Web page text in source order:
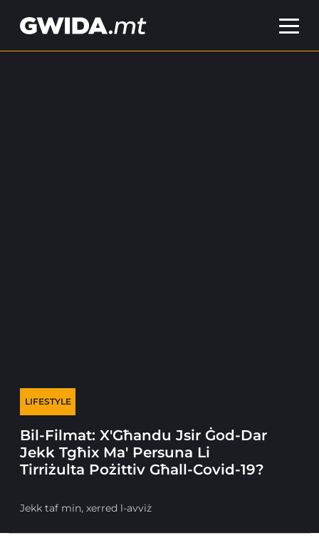
LIFESTYLE
Bil-Filmat: X'Għandu Jsir Ġod-Dar
Jekk Tgħix Ma' Persuna Li
Tirriżulta Pożittiv Għall-Covid-19?
Jekk taf min, xerred l-avviż